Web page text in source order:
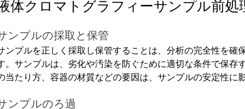
体クロマトグラフィーサンプル前処
ンプルの採取と保管
ンプルを正しく採取し保管することは、分析の完全性を確
。サンプルは、劣化や汚染を防ぐために適切な条件で保存
当たり方、容器の材質などの要因は、サンプルの安定性に
ンプルのろ過